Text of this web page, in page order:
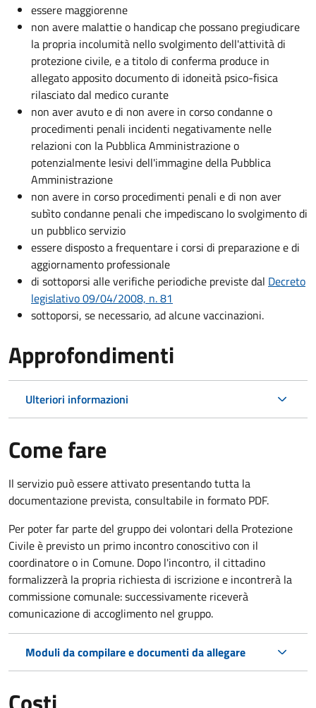
essere maggiorenne
non avere malattie o handicap che possano pregiudicare
la propria incolumità nello svolgimento dell'attività di
protezione civile, e a titolo di conferma produce in
allegato apposito documento di idoneità psico-fisica
rilasciato dal medico curante
non aver avuto e di non avere in corso condanne o
procedimenti penali incidenti negativamente nelle
relazioni con la Pubblica Amministrazione o
potenzialmente lesivi dell'immagine della Pubblica
Amministrazione
non avere in corso procedimenti penali e di non aver
subìto condanne penali che impediscano lo svolgimento di
un pubblico servizio
essere disposto a frequentare i corsi di preparazione e di
aggiornamento professionale
di sottoporsi alle verifiche periodiche previste dal Decreto
legislativo 09/04/2008, n. 81
sottoporsi, se necessario, ad alcune vaccinazioni.
Approfondimenti
Ulteriori informazioni
Come fare
Il servizio può essere attivato presentando tutta la
documentazione prevista, consultabile in formato PDF.
Per poter far parte del gruppo dei volontari della Protezione
Civile è previsto un primo incontro conoscitivo con il
coordinatore o in Comune. Dopo l'incontro, il cittadino
formalizzerà la propria richiesta di iscrizione e incontrerà la
commissione comunale: successivamente riceverà
comunicazione di accoglimento nel gruppo.
Moduli da compilare e documenti da allegare